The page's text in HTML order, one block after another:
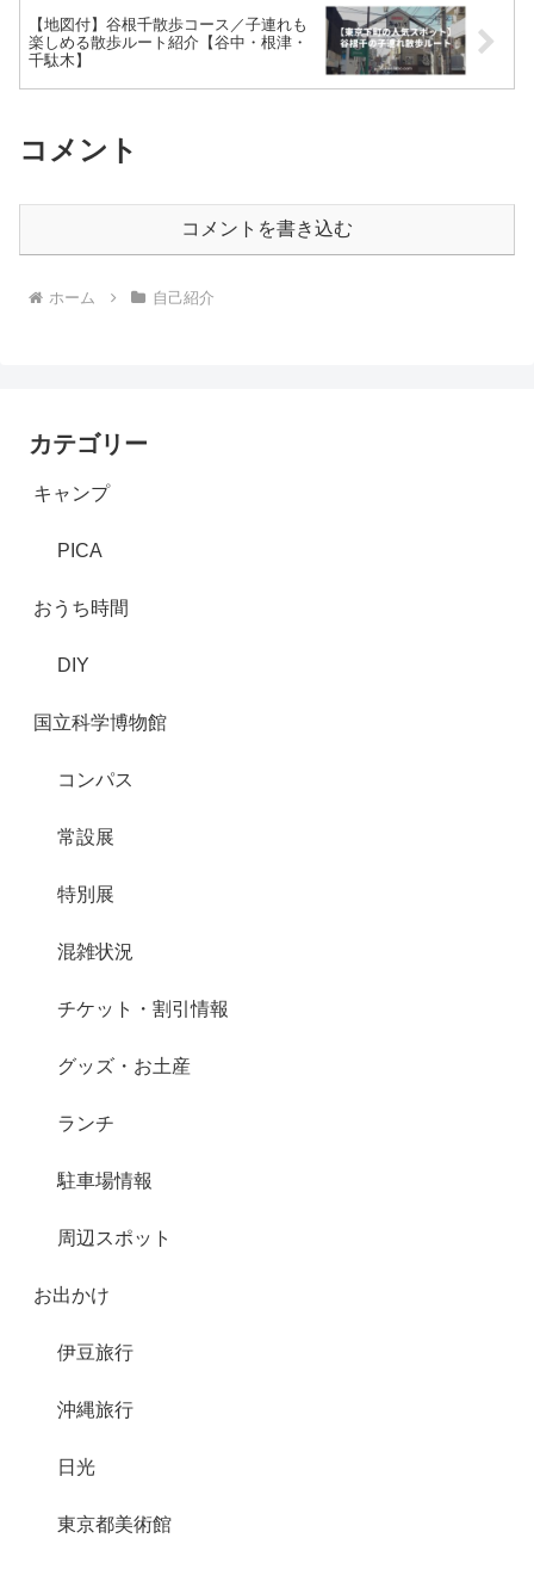
【地図付】谷根千散歩コース／子連れも
楽しめる散歩ルート紹介【谷中・根津・
千駄木】
コメント
コメントを書き込む
ホーム 自己紹介
カテゴリー
キャンプ
PICA
おうち時間
DIY
国立科学博物館
コンパス
常設展
特別展
混雑状況
チケット・割引情報
グッズ・お土産
ランチ
駐車場情報
周辺スポット
お出かけ
伊豆旅行
沖縄旅行
日光
東京都美術館